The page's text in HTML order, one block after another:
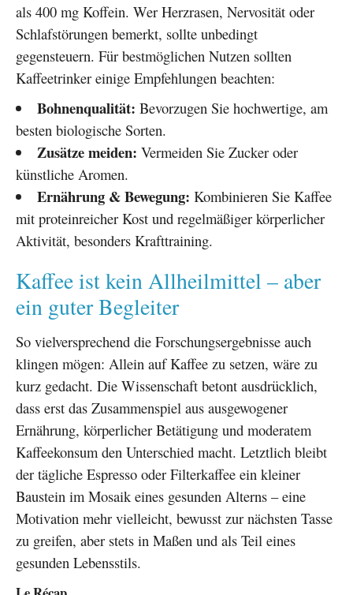
als 400 mg Koffein. Wer Herzrasen, Nervosität oder
Schlafstörungen bemerkt, sollte unbedingt
gegensteuern. Für bestmöglichen Nutzen sollten
Kaffeetrinker einige Empfehlungen beachten:
Bohnenqualität: Bevorzugen Sie hochwertige, am
besten biologische Sorten.
Zusätze meiden: Vermeiden Sie Zucker oder
künstliche Aromen.
Ernährung & Bewegung: Kombinieren Sie Kaffee
mit proteinreicher Kost und regelmäßiger körperlicher
Aktivität, besonders Krafttraining.
Kaffee ist kein Allheilmittel – aber
ein guter Begleiter
So vielversprechend die Forschungsergebnisse auch
klingen mögen: Allein auf Kaffee zu setzen, wäre zu
kurz gedacht. Die Wissenschaft betont ausdrücklich,
dass erst das Zusammenspiel aus ausgewogener
Ernährung, körperlicher Betätigung und moderatem
Kaffeekonsum den Unterschied macht. Letztlich bleibt
der tägliche Espresso oder Filterkaffee ein kleiner
Baustein im Mosaik eines gesunden Alterns – eine
Motivation mehr vielleicht, bewusst zur nächsten Tasse
zu greifen, aber stets in Maßen und als Teil eines
gesunden Lebensstils.